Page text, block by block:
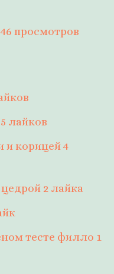
просмотров
5 лайков
и корицей4
2 лайка
тесте филло 1